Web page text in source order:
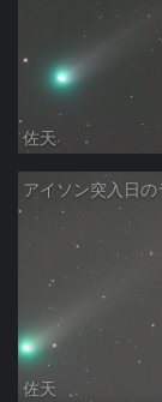
佐天
佐天